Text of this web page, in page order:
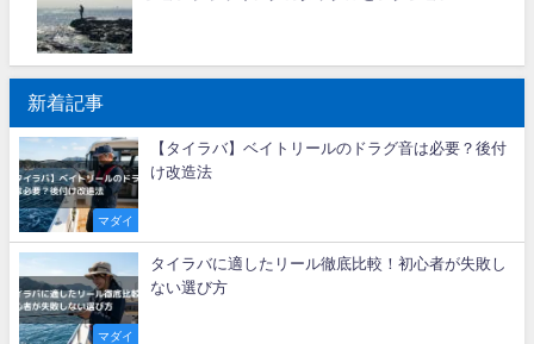
新着記事
マダイ
【タイラバ】ベイトリールのドラグ音は必要？後付
け改造法
マダイ
タイラバに適したリール徹底比較！初心者が失敗し
ない選び方